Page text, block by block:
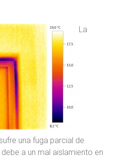
La
una fuga parcial de
a un mal aislamiento en